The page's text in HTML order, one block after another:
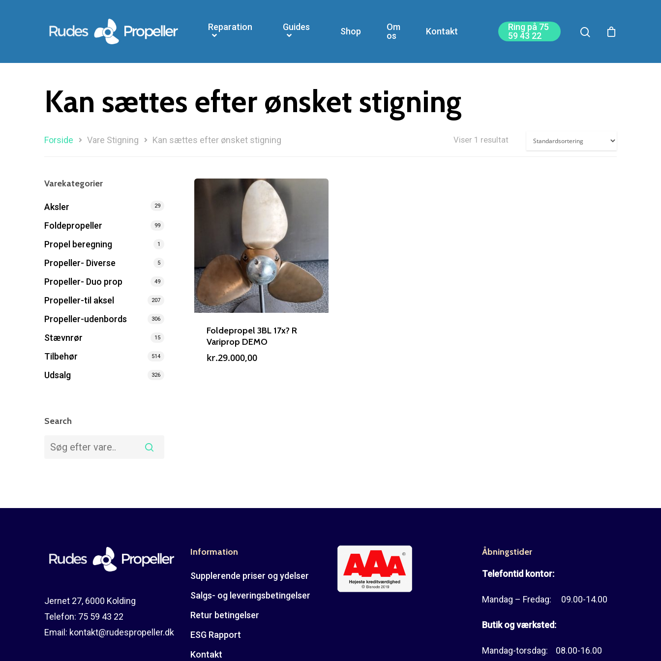
Reparation Guides Shop
Om
os
Kontakt
Ring på 75
59 43 22
Kan sættes efter ønsket stigning
Viser 1 resultat
Forside Vare Stigning Kan sættes efter ønsket stigning
Varekategorier
Aksler 29
Foldepropeller 99
Propel beregning 1
Propeller- Diverse 5
Propeller- Duo prop 49
Propeller-til aksel 207
Propeller-udenbords 306
Stævnrør 15
Tilbehør 514
Udsalg 326
Search
Foldepropel 3BL 17x? R
Variprop DEMO
kr.29.000,00
Jernet 27, 6000 Kolding
Telefon: 75 59 43 22
Email: kontakt@rudespropeller.dk
Information
Supplerende priser og ydelser
Salgs- og leveringsbetingelser
Retur betingelser
ESG Rapport
Kontakt
Åbningstider
Telefontid kontor:
Mandag – Fredag: 09.00-14.00
Butik og værksted:
Mandag-torsdag: 08.00-16.00